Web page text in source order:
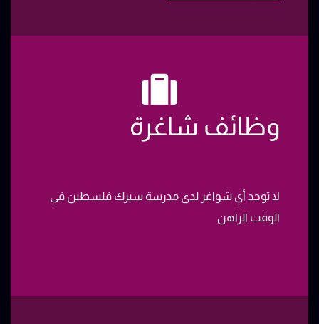
وظائف شاغرة
لا توجد أي شواغر لدى مدرسة سيرك فلسطين في
الوقت الراهن